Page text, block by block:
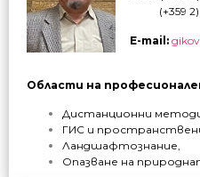
(+359 2)
E-mail:
Области на
Дистанционни
ГИС и
Ландшафтознание,
Опазване на